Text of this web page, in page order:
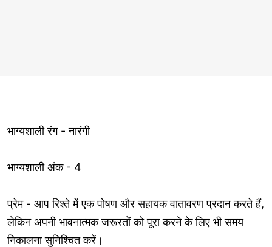
भाग्यशाली रंग - नारंगी
भाग्यशाली अंक - 4
प्रेम - आप रिश्ते में एक पोषण और सहायक वातावरण प्रदान करते हैं,
लेकिन अपनी भावनात्मक जरूरतों को पूरा करने के लिए भी समय
निकालना सुनिश्चित करें।